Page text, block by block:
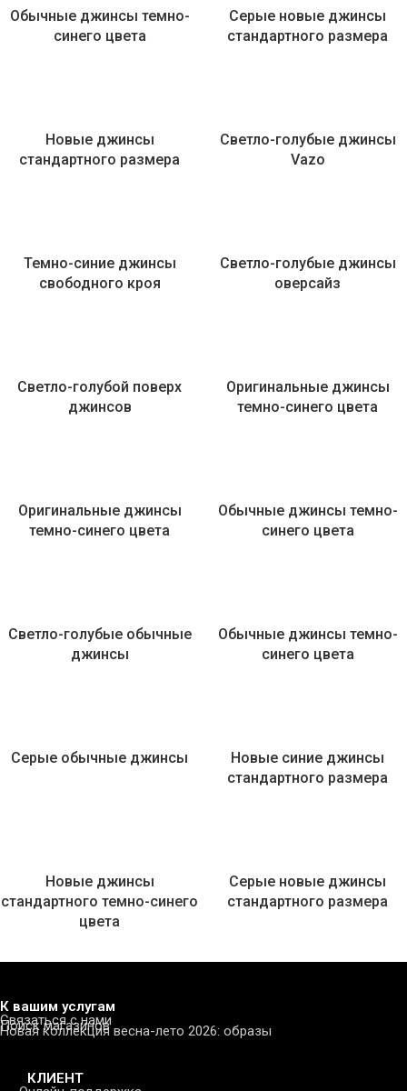
Обычные джинсы темно-
синего цвета
Серые новые джинсы
стандартного размера
Новые джинсы
стандартного размера
Светло-голубые джинсы
Vazo
Темно-синие джинсы
свободного кроя
Светло-голубые джинсы
оверсайз
Светло-голубой поверх
джинсов
Оригинальные джинсы
темно-синего цвета
Оригинальные джинсы
темно-синего цвета
Обычные джинсы темно-
синего цвета
Светло-голубые обычные
джинсы
Обычные джинсы темно-
синего цвета
Серые обычные джинсы
Новые синие джинсы
стандартного размера
Новые джинсы
стандартного темно-синего
цвета
Серые новые джинсы
стандартного размера
К вашим услугам
Связаться с нами
Поиск магазинов
Новая коллекция весна-лето 2026: образы
КЛИЕНТ